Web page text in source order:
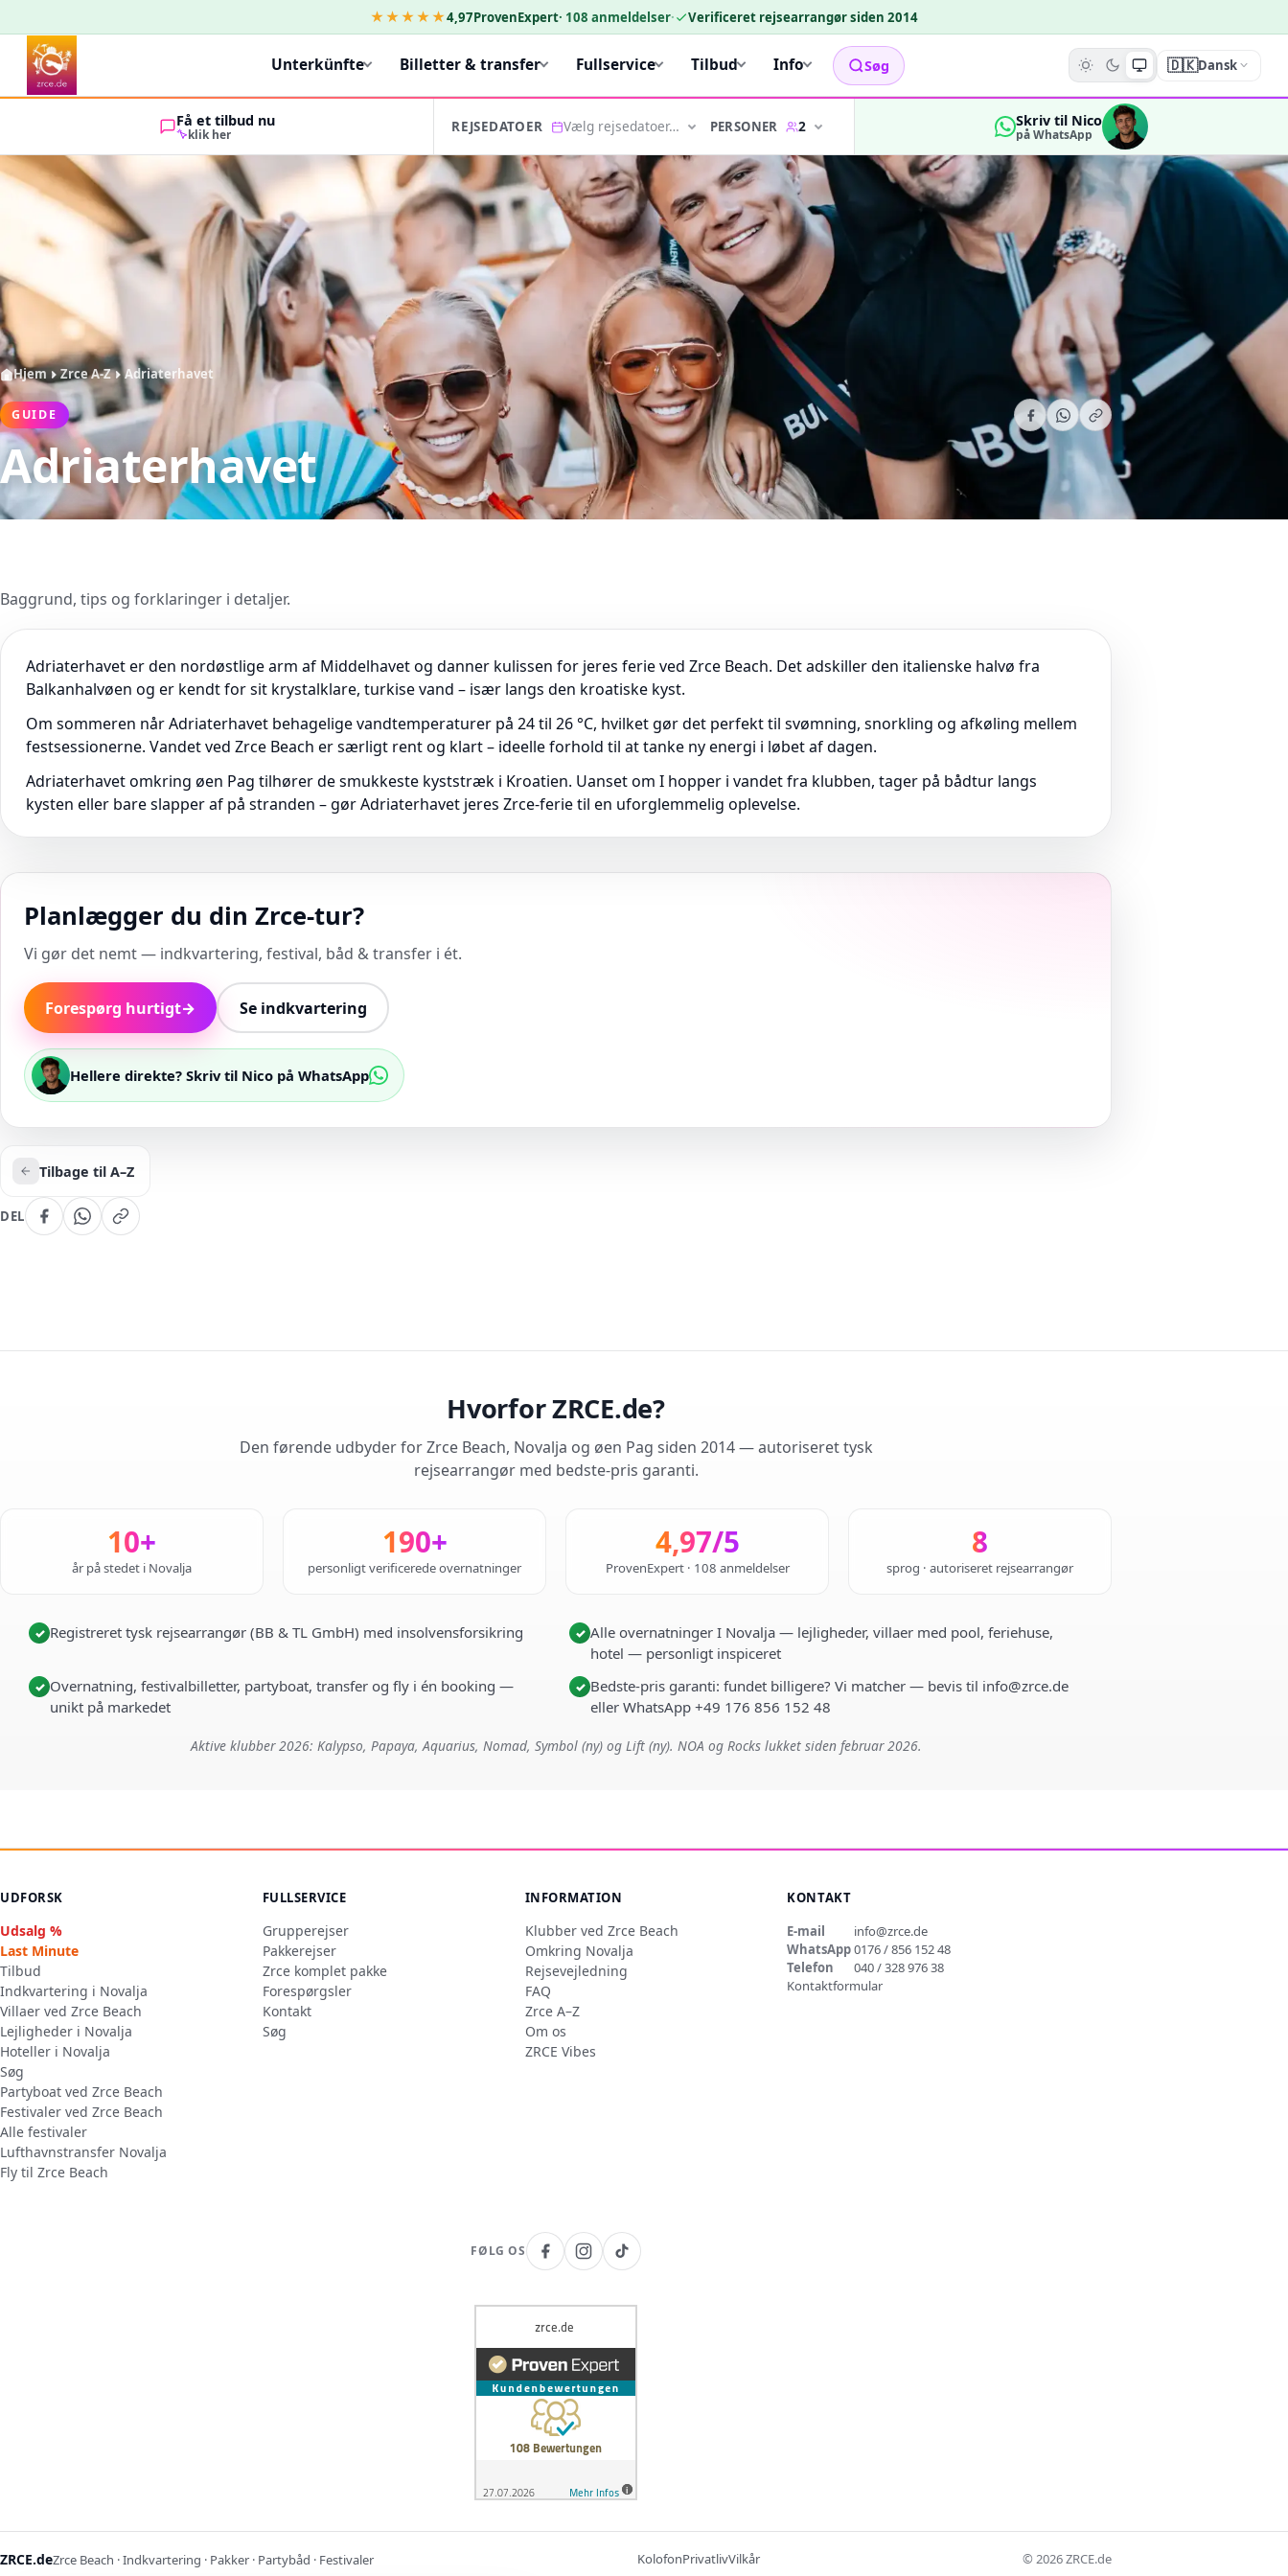
★★★★★4,97ProvenExpert· 108 anmeldelser· Verificeret rejsearrangør siden 2014
Unterkünfte Billetter & transfer Fullservice Tilbud Info Søg 🇩🇰Dansk
Få et tilbud nu
klik her REJSEDATOER Vælg rejsedatoer… PERSONER 2 Skriv til Nico
på WhatsApp
Hjem Zrce A-Z Adriaterhavet
GUIDE
Adriaterhavet
Baggrund, tips og forklaringer i detaljer.
Adriaterhavet er den nordøstlige arm af Middelhavet og danner kulissen for jeres ferie ved Zrce Beach. Det adskiller den italienske halvø fra
Balkanhalvøen og er kendt for sit krystalklare, turkise vand – især langs den kroatiske kyst.
Om sommeren når Adriaterhavet behagelige vandtemperaturer på 24 til 26 °C, hvilket gør det perfekt til svømning, snorkling og afkøling mellem
festsessionerne. Vandet ved Zrce Beach er særligt rent og klart – ideelle forhold til at tanke ny energi i løbet af dagen.
Adriaterhavet omkring øen Pag tilhører de smukkeste kyststræk i Kroatien. Uanset om I hopper i vandet fra klubben, tager på bådtur langs
kysten eller bare slapper af på stranden – gør Adriaterhavet jeres Zrce-ferie til en uforglemmelig oplevelse.
Planlægger du din Zrce-tur?
Vi gør det nemt — indkvartering, festival, båd & transfer i ét.
Forespørg hurtigt→ Se indkvartering
Hellere direkte? Skriv til Nico på WhatsApp
Tilbage til A–Z
DEL
Hvorfor ZRCE.de?
Den førende udbyder for Zrce Beach, Novalja og øen Pag siden 2014 — autoriseret tysk
rejsearrangør med bedste-pris garanti.
10+
år på stedet i Novalja
190+
personligt verificerede overnatninger
4,97/5
ProvenExpert · 108 anmeldelser
8
sprog · autoriseret rejsearrangør
✓ Registreret tysk rejsearrangør (BB & TL GmbH) med insolvensforsikring ✓ Alle overnatninger I Novalja — lejligheder, villaer med pool, feriehuse,
hotel — personligt inspiceret
✓ Overnatning, festivalbilletter, partyboat, transfer og fly i én booking —
unikt på markedet
✓ Bedste-pris garanti: fundet billigere? Vi matcher — bevis til info@zrce.de
eller WhatsApp +49 176 856 152 48
Aktive klubber 2026: Kalypso, Papaya, Aquarius, Nomad, Symbol (ny) og Lift (ny). NOA og Rocks lukket siden februar 2026.
UDFORSK
Udsalg %
Last Minute
Tilbud
Indkvartering i Novalja
Villaer ved Zrce Beach
Lejligheder i Novalja
Hoteller i Novalja
Søg
Partyboat ved Zrce Beach
Festivaler ved Zrce Beach
Alle festivaler
Lufthavnstransfer Novalja
Fly til Zrce Beach
FULLSERVICE
Grupperejser
Pakkerejser
Zrce komplet pakke
Forespørgsler
Kontakt
Søg
INFORMATION
Klubber ved Zrce Beach
Omkring Novalja
Rejsevejledning
FAQ
Zrce A–Z
Om os
ZRCE Vibes
KONTAKT
E-mail
info@zrce.de
WhatsApp0176 / 856 152 48
Telefon
040 / 328 976 38
Kontaktformular
FØLG OS
ZRCE.deZrce Beach · Indkvartering · Pakker · Partybåd · Festivaler KolofonPrivatlivVilkår © 2026ZRCE.de